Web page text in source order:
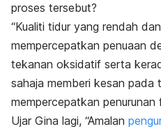
proses tersebut?
“Kualiti tidur yang rendah
mempercepatkan penuaan
tekanan oksidatif serta
sahaja memberi kesan pada
mempercepatkan penurunan
Ujar Gina lagi, “Amalan